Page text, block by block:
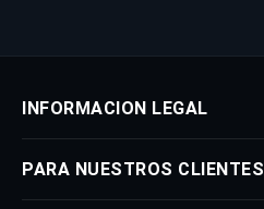
INFORMACION LEGAL
PARA NUESTROS CLIENTES